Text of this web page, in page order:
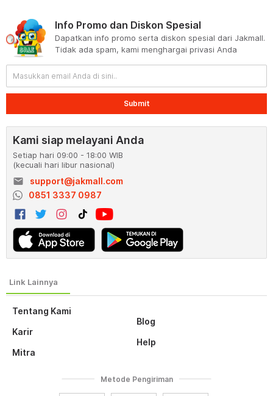
Tentang Kami
Karir
Mitra
Blog
Help
Info Promo dan Diskon Spesial
Dapatkan info promo serta diskon spesial dari Jakmall.
Tidak ada spam, kami menghargai privasi Anda
Submit
Kami siap melayani Anda
Setiap hari 09:00 - 18:00 WIB
(kecuali hari libur nasional)
email
support@jakmall.com
0851 3337 0987
Metode Pengiriman